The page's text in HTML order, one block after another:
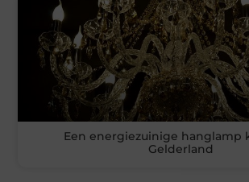
Een energiezuinige hanglamp
Gelderland